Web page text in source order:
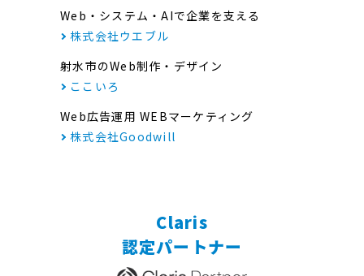
Web・システム・AIで企業を支える
株式会社ウエブル
射水市のWeb制作・デザイン
ここいろ
Web広告運用 WEBマーケティング
株式会社Goodwill
Claris
認定パートナー